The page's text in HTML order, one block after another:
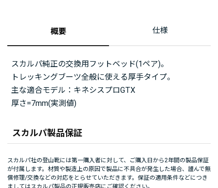
概要 仕様
スカルパ純正の交換用フットベッド(1ペア)。
トレッキングブーツ全般に使える厚手タイプ。
主な適合モデル：キネシスプロGTX
厚さ=7mm(実測値)
スカルパ製品保証
スカルパ社の登山靴には第一購入者に対して、ご購入日から2年間の製品保証
が付属します。材質や製造上の原因で製品に不具合が発生した場合、謹んで無
償修理/交換などの対応をとらせていただきます。保証の適用条件などにつき
ましてはスカルパ製品の正規販売店にご確認ください。